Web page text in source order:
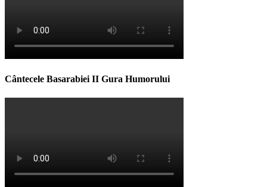
Cântecele Basarabiei II Gura Humorului